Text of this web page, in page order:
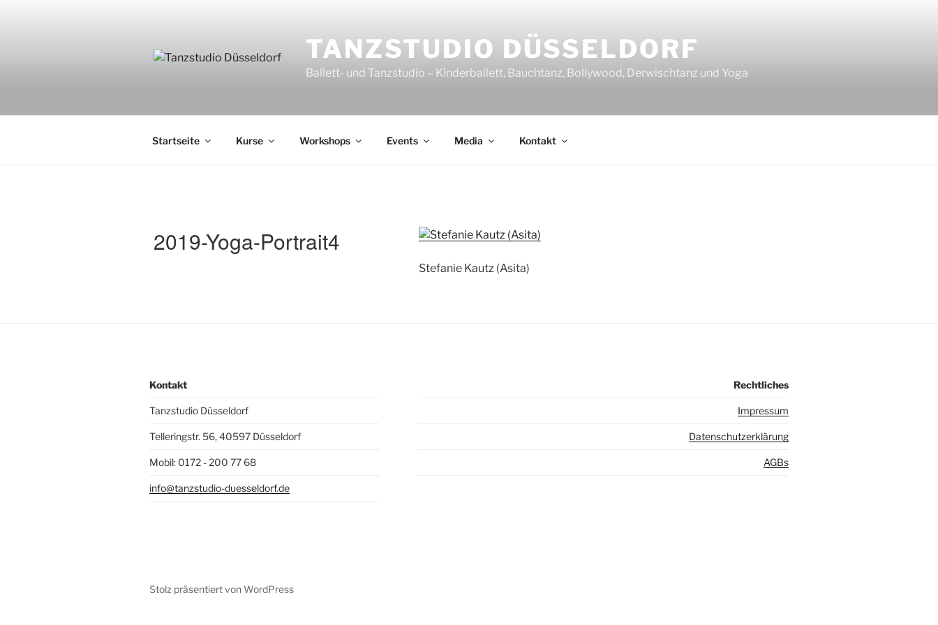
TANZSTUDIO DÜSSELDORF
Ballett- und Tanzstudio – Kinderballett, Bauchtanz, Bollywood, Derwischtanz und Yoga
Startseite Kurse Workshops Events Media Kontakt
2019-Yoga-Portrait4
Stefanie Kautz (Asita)
Kontakt
Tanzstudio Düsseldorf
Telleringstr. 56, 40597 Düsseldorf
Mobil: 0172 - 200 77 68
info@tanzstudio-duesseldorf.de
Rechtliches
Impressum
Datenschutzerklärung
AGBs
Stolz präsentiert von WordPress